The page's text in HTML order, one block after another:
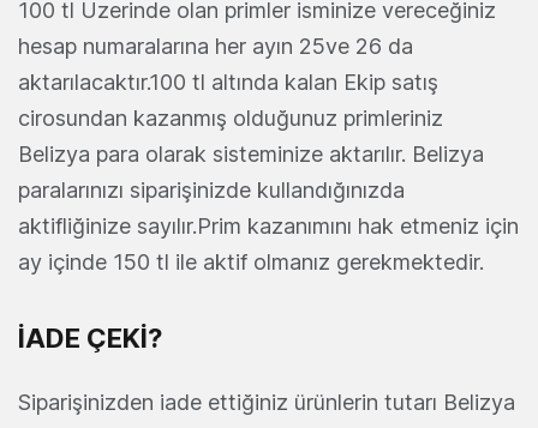
100 tl Üzerinde olan primler isminize vereceğiniz
hesap numaralarına her ayın 25ve 26 da
aktarılacaktır.100 tl altında kalan Ekip satış
cirosundan kazanmış olduğunuz primleriniz
Belizya para olarak sisteminize aktarılır. Belizya
paralarınızı siparişinizde kullandığınızda
aktifliğinize sayılır.Prim kazanımını hak etmeniz için
ay içinde 150 tl ile aktif olmanız gerekmektedir.
İADE ÇEKİ?
Siparişinizden iade ettiğiniz ürünlerin tutarı Belizya